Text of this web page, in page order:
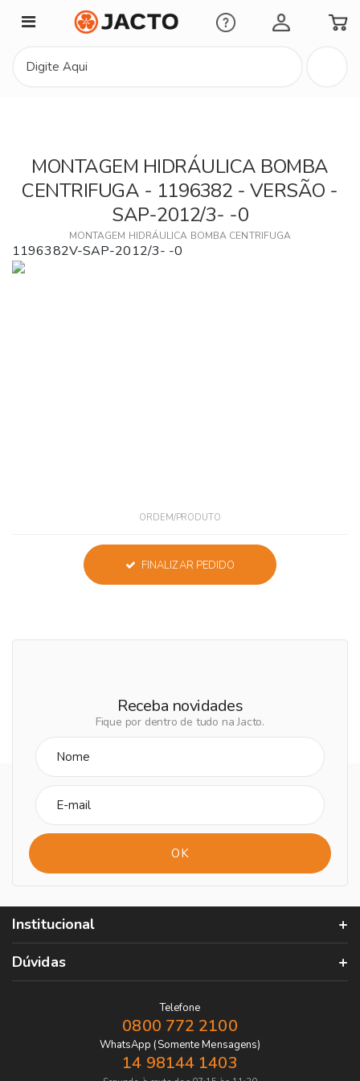
Minha Conta
MONTAGEM HIDRÁULICA BOMBA
CENTRIFUGA - 1196382 - VERSÃO -
SAP-2012/3- -0
MONTAGEM HIDRÁULICA BOMBA CENTRIFUGA
1196382V-SAP-2012/3- -0
ORDEM/PRODUTO
FINALIZAR PEDIDO
Receba novidades
Fique por dentro de tudo na Jacto.
Institucional
Dúvidas
Telefone
0800 772 2100
WhatsApp (Somente Mensagens)
14 98144 1403